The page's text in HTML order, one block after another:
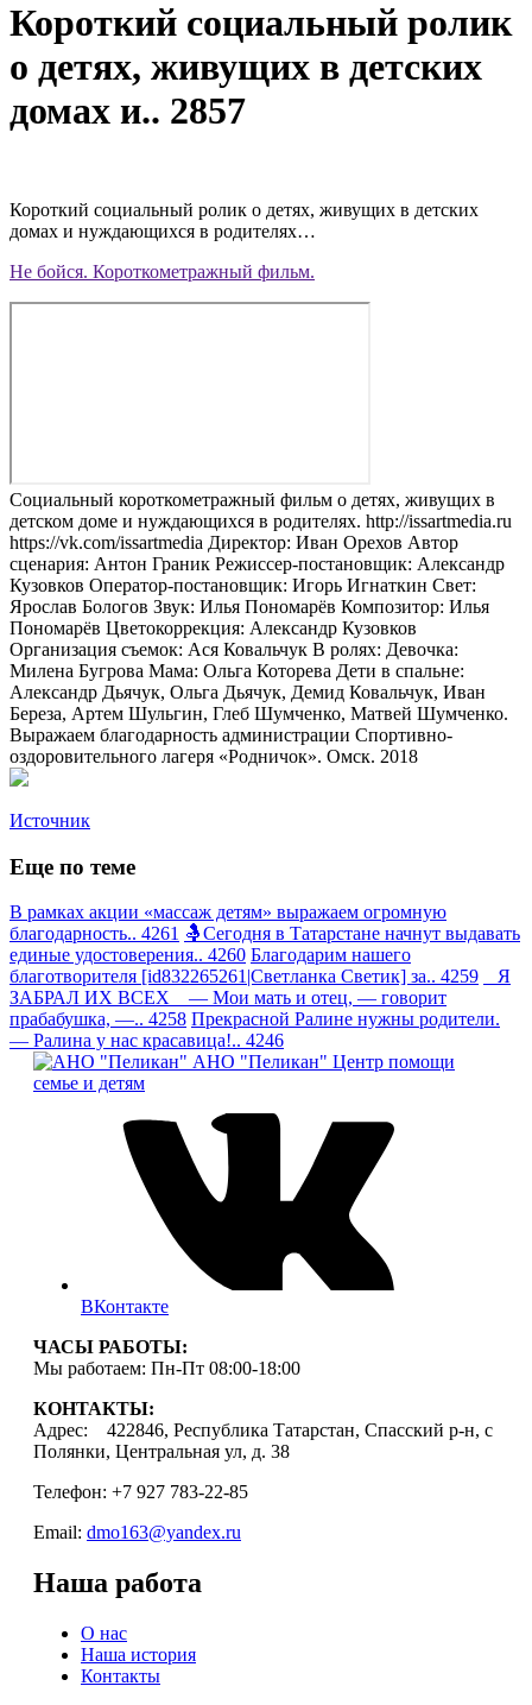
Короткий социальный ролик
о детях, живущих в детских
домах и.. 2857
Короткий социальный ролик о детях, живущих в детских
домах и нуждающихся в родителях…
Не бойся. Короткометражный фильм.
Социальный короткометражный фильм о детях, живущих в
детском доме и нуждающихся в родителях. http://issartmedia.ru
https://vk.com/issartmedia Директор: Иван Орехов Автор
сценария: Антон Граник Режиссер-постановщик: Александр
Кузовков Оператор-постановщик: Игорь Игнаткин Свет:
Ярослав Бологов Звук: Илья Пономарёв Композитор: Илья
Пономарёв Цветокоррекция: Александр Кузовков
Организация съемок: Ася Ковальчук В ролях: Девочка:
Милена Бугрова Мама: Ольга Которева Дети в спальне:
Александр Дьячук, Ольга Дьячук, Демид Ковальчук, Иван
Береза, Артем Шульгин, Глеб Шумченко, Матвей Шумченко.
Выражаем благодарность администрации Спортивно-
оздоровительного лагеря «Родничок». Омск. 2018
Источник
Еще по теме
В рамках акции «массаж детям» выражаем огромную
благодарность.. 4261 🤱Сегодня в Татарстане начнут выдавать
единые удостоверения.. 4260 Благодарим нашего
благотворителя [id832265261|Светланка Светик] за.. 4259
Я
ЗАБРАЛ ИХ ВСЕХ — Мои мать и отец, — говорит
прабабушка, —.. 4258 Прекрасной Ралине нужны родители.
— Ралина у нас красавица!.. 4246
АНО "Пеликан" Центр помощи
семье и детям
ВКонтакте
ЧАСЫ РАБОТЫ:
Мы работаем: Пн-Пт 08:00-18:00
КОНТАКТЫ:
Адрес: 422846, Республика Татарстан, Спасский р-н, с
Полянки, Центральная ул, д. 38
Телефон: +7 927 783-22-85
Email: dmo163@yandex.ru
Наша работа
О нас
Наша история
Контакты